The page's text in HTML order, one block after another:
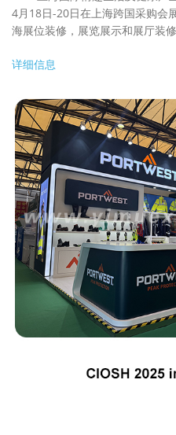
4月18日-20日在上海跨国采购会
海展位装修，展览展示和展厅装
详细信息